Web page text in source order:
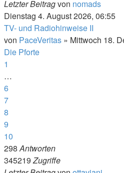
Letzter Beitragvon nomads
Dienstag 4. August 2026, 06:55
TV- und Radiohinweise II
von PaceVeritas » Mittwoch 18.
Die Pforte
1
…
6
7
8
9
10
298Antworten
345219Zugriffe